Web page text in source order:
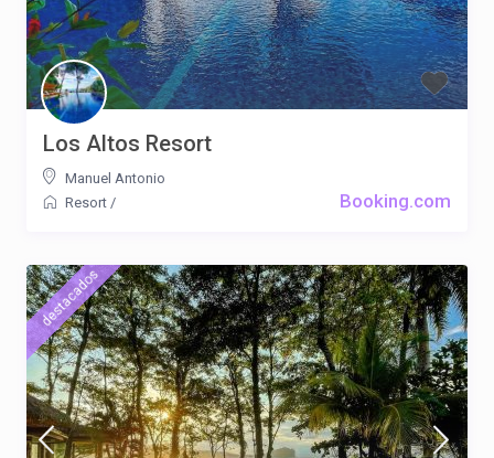
Booking.com
Los Altos Resort
Manuel Antonio
Resort /
destacados